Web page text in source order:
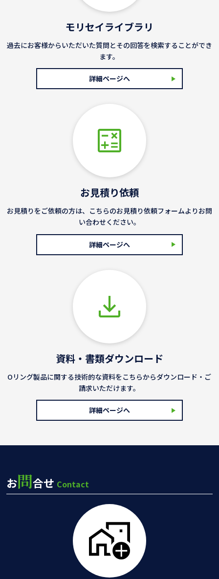
モリセイライブラリ
過去にお客様からいただいた質問とその回答を検索することができ
ます。
詳細ページへ
お見積り依頼
お見積りをご依頼の方は、こちらのお見積り依頼フォームよりお問
い合わせください。
詳細ページへ
資料・書類ダウンロード
Oリング製品に関する技術的な資料をこちらからダウンロード・ご
請求いただけます。
詳細ページへ
お問合せ Contact